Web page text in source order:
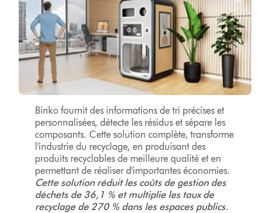
Binko fournit des informations de tri précises et
personnalisées, détecte les résidus et sépare les
composants. Cette solution complète, transforme
l'industrie du recyclage, en produisant des
produits recyclables de meilleure qualité et en
permettant de réaliser d'importantes économies.
Cette solution réduit les coûts de gestion des
déchets de 36,1 % et multiplie les taux de
recyclage de 270 % dans les espaces publics.